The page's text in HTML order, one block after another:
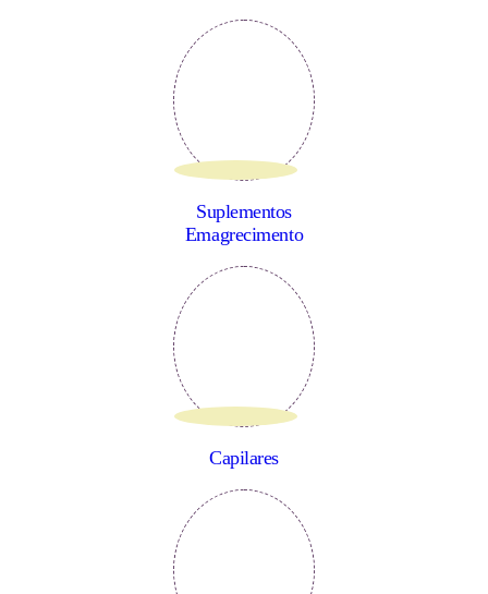
Suplementos
Emagrecimento
Capilares